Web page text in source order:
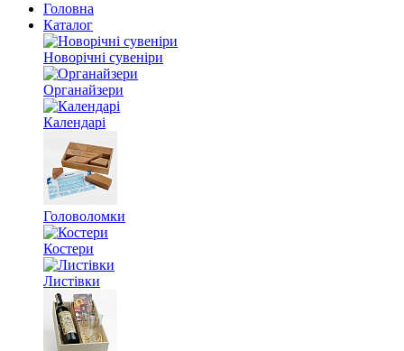
Головна
Каталог
Новорічні сувеніри
Органайзери
Календарі
Головоломки
Костери
Листівки